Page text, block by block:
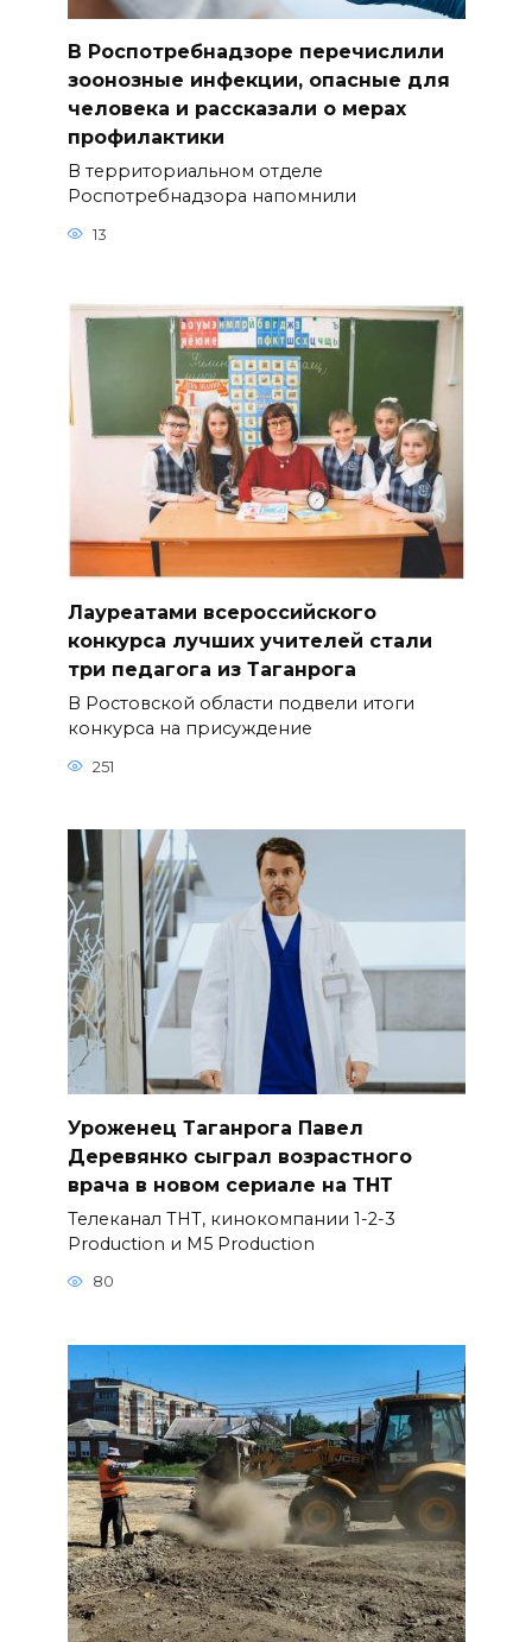
В Роспотребнадзоре перечислили
зоонозные инфекции, опасные для
человека и рассказали о мерах
профилактики
В территориальном отделе
Роспотребнадзора напомнили
13
Лауреатами всероссийского
конкурса лучших учителей стали
три педагога из Таганрога
В Ростовской области подвели итоги
конкурса на присуждение
251
Уроженец Таганрога Павел
Деревянко сыграл возрастного
врача в новом сериале на ТНТ
Телеканал ТНТ, кинокомпании 1-2-3
Production и M5 Production
80